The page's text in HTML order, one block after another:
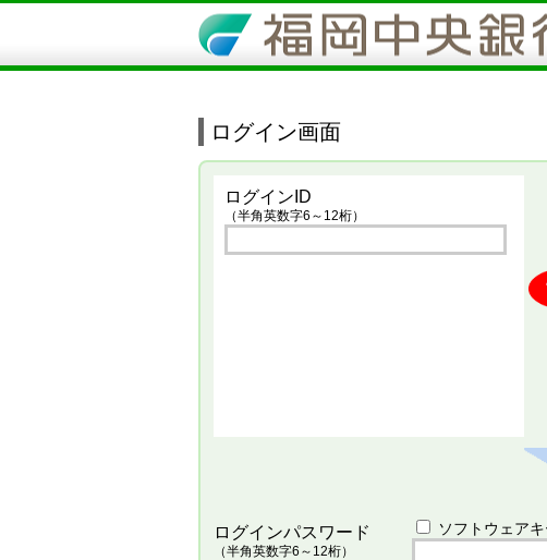
ログイン画面
ログインID
（半角英数字6～12桁）
ログインパスワード
（半角英数字6～12桁）
ソフトウェア